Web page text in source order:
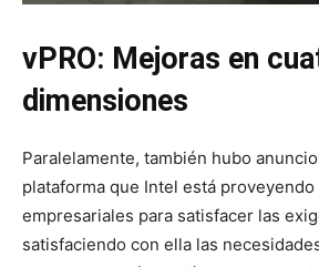
vPRO: Mejoras en
dimensiones
Paralelamente, también hubo
plataforma que Intel está proveyendo
empresariales para satisfacer las
satisfaciendo con ella las